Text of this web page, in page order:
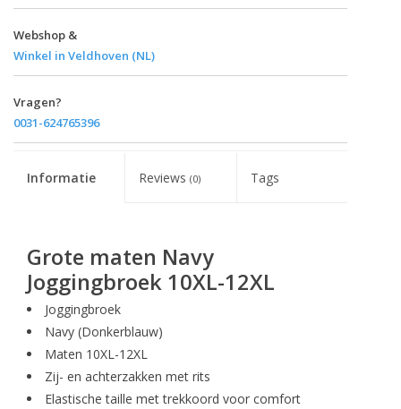
Webshop &
Winkel in Veldhoven (NL)
Vragen?
0031-624765396
Informatie Reviews(0) Tags
Grote maten Navy
Joggingbroek 10XL-12XL
Joggingbroek
Navy (Donkerblauw)
Maten 10XL-12XL
Zij- en achterzakken met rits
Elastische taille met trekkoord voor comfort